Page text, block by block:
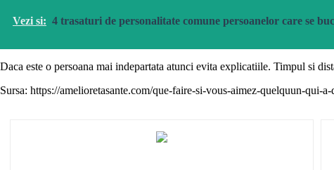
Vezi si: 4 trasaturi de personalitate comune persoanelor care se
Daca este o persoana mai indepartata atunci evita explicatiile. Timpul si
Sursa: https://amelioretasante.com/que-faire-si-vous-aimez-quelquun-qui-